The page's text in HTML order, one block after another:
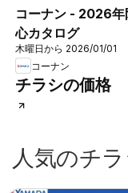
コーナン - 2026年
心カタログ
木曜日から 2026/01/01
コーナン
チラシの価格
人気のチ